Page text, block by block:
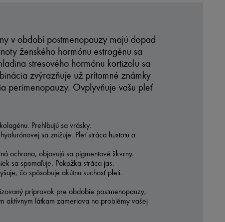
v období postmenopauzy majú dopad
ženského hormónu estrogénu sa
stresového hormónu kortizolu sa
zvýrazňuje už prítomné známky
perimenopauzy. Ovplyvňuje vašu pleť
Prehlbujú sa vrásky.
sa znižuje. Pleť stráca hustotu a
ochrana, objavujú sa pigmentové škvrny.
sa spomaľuje. Pokožka stráca jas.
čo spôsobuje akútnu suchosť pleti.
prípravok pre obdobie postmenopauzy,
aktívnym látkam zameriava na problémy vašej